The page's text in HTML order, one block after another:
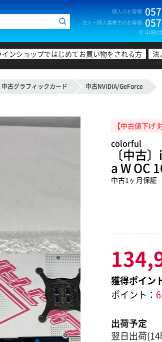
個人のお客様
法人・個人事業主のお客様
年中無
ンショップではじめてお買い物をされる方 法
中古グラフィックカード 中古NVIDIA/GeForce
【中古値下げ
colorful
〔中古
a W OC
中古1ヶ月保証
獲得ポイン
ポイント：
出荷予定
翌日出荷